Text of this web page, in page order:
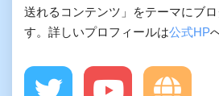
送れるコンテンツ」をテーマにブ
す。詳しいプロフィールは公式HP